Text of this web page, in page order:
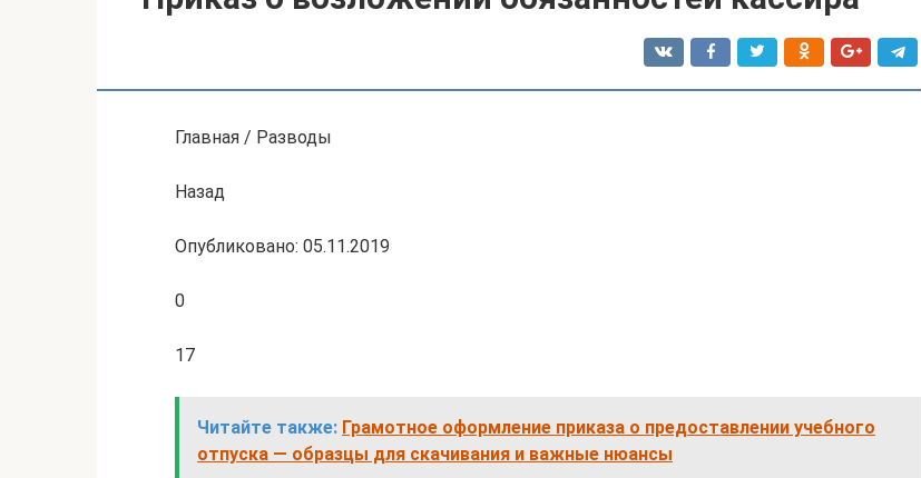
Главная / Разводы
Назад
Опубликовано: 05.11.2019
0
17
Читайте также: Грамотное оформление приказа о предоставлении учебного
отпуска — образцы для скачивания и важные нюансы